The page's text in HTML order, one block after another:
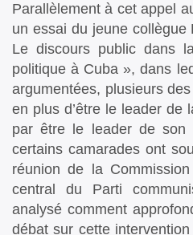
Parallèlement à cet appel
un essai du jeune collègue
Le discours public dans
politique à Cuba », dans
argumentées, plusieurs
en plus d’être le leader de
par être le leader de
certains camarades ont
réunion de la
central du Parti
analysé comment
débat sur cette